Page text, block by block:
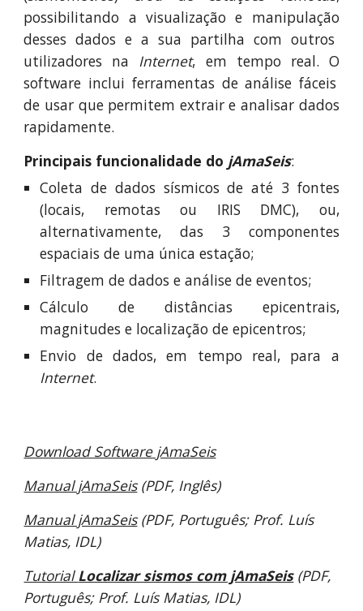
possibilitando a visualização e manipulação
desses dados e a sua partilha com outros
utilizadores na Internet, em tempo real. O
software inclui ferramentas de análise fáceis
de usar que permitem extraire analisardados
rapidamente.
Principais funcionalidade do jAmaSeis:
Coleta de dados sísmicos de até 3 fontes
(locais, remotas ou IRIS DMC), ou,
alternativamente, das 3 componentes
espaciais de uma única estação;
Filtragem de dados e análise de eventos;
Cálculo de distâncias epicentrais,
magnitudes e localização de epicentros;
Envio de dados, em tempo real, para a
Internet.
Download Software jAmaSeis
Manual jAmaSeis(PDF, Inglês)
Manual jAmaSeis(PDF, Português; Prof. Luís
Matias, IDL)
TutorialLocalizar sismos com jAmaSeis(PDF,
Português; Prof. Luís Matias, IDL)